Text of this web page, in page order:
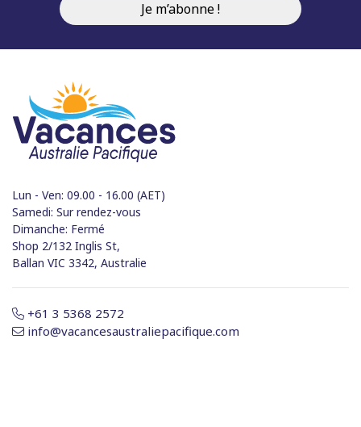
Lun - Ven: 09.00 - 16.00 (AET)
Samedi: Sur rendez-vous
Dimanche: Fermé
Shop 2/132 Inglis St,
Ballan VIC 3342, Australie
+61 3 5368 2572
info@vacancesaustraliepacifique.com